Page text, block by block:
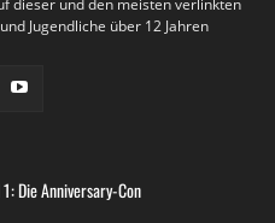
Jugendliche über 12 Jahren
Die Anniversary-Con